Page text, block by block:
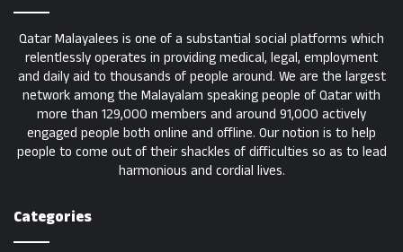
Qatar Malayalees is one of a substantial social platforms which
relentlessly operates in providing medical, legal, employment
and daily aid to thousands of people around. We are the largest
network among the Malayalam speaking people of Qatar with
more than 129,000 members and around 91,000 actively
engaged people both online and offline. Our notion is to help
people to come out of their shackles of difficulties so as to lead
harmonious and cordial lives.
Categories